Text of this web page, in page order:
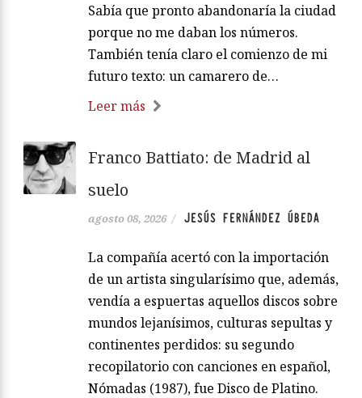
Sabía que pronto abandonaría la ciudad
porque no me daban los números.
También tenía claro el comienzo de mi
futuro texto: un camarero de…
Leer más
Franco Battiato: de Madrid al
suelo
agosto 08, 2026 / JESÚS FERNÁNDEZ ÚBEDA
La compañía acertó con la importación
de un artista singularísimo que, además,
vendía a espuertas aquellos discos sobre
mundos lejanísimos, culturas sepultas y
continentes perdidos: su segundo
recopilatorio con canciones en español,
Nómadas (1987), fue Disco de Platino.